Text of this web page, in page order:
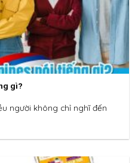
gì?
người không chỉ nghĩ đến